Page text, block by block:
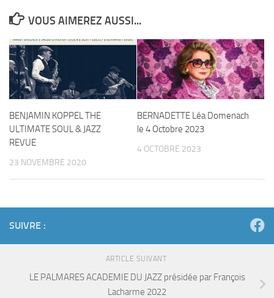
VOUS AIMEREZ AUSSI...
BENJAMIN KOPPEL THE
ULTIMATE SOUL & JAZZ
REVUE
23 NOVEMBRE 2020
BERNADETTE Léa Domenach
le 4 Octobre 2023
4 OCTOBRE 2023
SUIVRE :
ARTICLE SUIVANT
LE PALMARES ACADEMIE DU JAZZ présidée par François
Lacharme 2022